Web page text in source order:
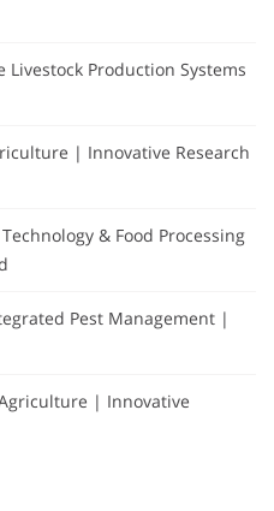
Production Systems
| Innovative Research
& Food Processing
Pest Management |
| Innovative